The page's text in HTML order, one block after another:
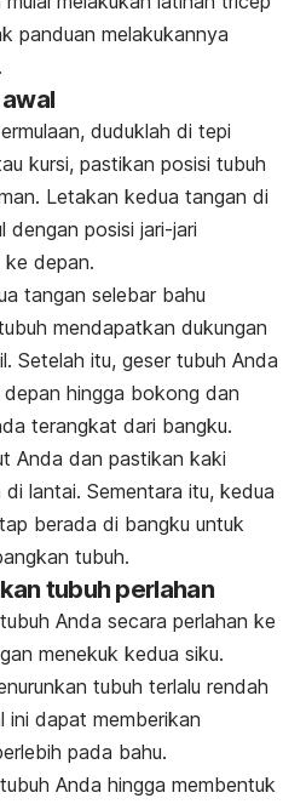
panduan melakukannya
awal
duduklah di tepi
kursi, pastikan posisi tubuh
Letakan kedua tangan di
dengan posisi jari-jari
ke depan.
tangan selebar bahu
mendapatkan dukungan
Setelah itu, geser tubuh Anda
hingga bokong dan
terangkat dari bangku.
Anda dan pastikan kaki
lantai. Sementara itu, kedua
berada di bangku untuk
tubuh.
tubuh perlahan
Anda secara perlahan ke
menekuk kedua siku.
tubuh terlalu rendah
ini dapat memberikan
pada bahu.
Anda hingga membentuk